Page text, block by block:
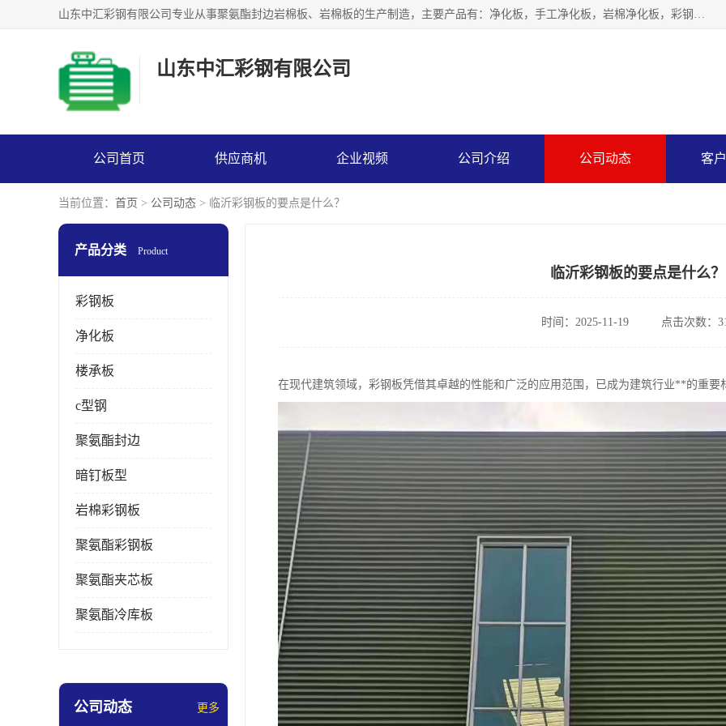
山东中汇彩钢有限公司专业从事聚氨酯封边岩棉板、岩棉板的生产制造，主要产品有：净化板，手工净化板，岩棉净化板，彩钢板，聚氨酯封边岩棉复合板，聚氨酯封边岩棉夹芯板。
山东中汇彩钢有限公司
公司首页 供应商机 企业视频 公司介绍 公司动态 客
当前位置： 首页 > 公司动态 > 临沂彩钢板的要点是什么？
产品分类 Product
彩钢板
净化板
楼承板
c型钢
聚氨酯封边
暗钉板型
岩棉彩钢板
聚氨酯彩钢板
聚氨酯夹芯板
聚氨酯冷库板
公司动态 更多
临沂彩钢板的要点是什么？
时间：2025-11-19 点击次数：
在现代建筑领域，彩钢板凭借其卓越的性能和广泛的应用范围，已成为建筑行业**的重要